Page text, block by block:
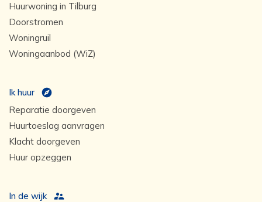
Huurwoning in Tilburg
Doorstromen
Woningruil
Woningaanbod (WiZ)
Ik huur
Reparatie doorgeven
Huurtoeslag aanvragen
Klacht doorgeven
Huur opzeggen
In de wijk